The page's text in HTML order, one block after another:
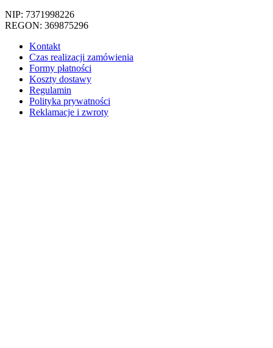
NIP: 7371998226
REGON: 369875296
Kontakt
Czas realizacji zamówienia
Formy płatności
Koszty dostawy
Regulamin
Polityka prywatności
Reklamacje i zwroty